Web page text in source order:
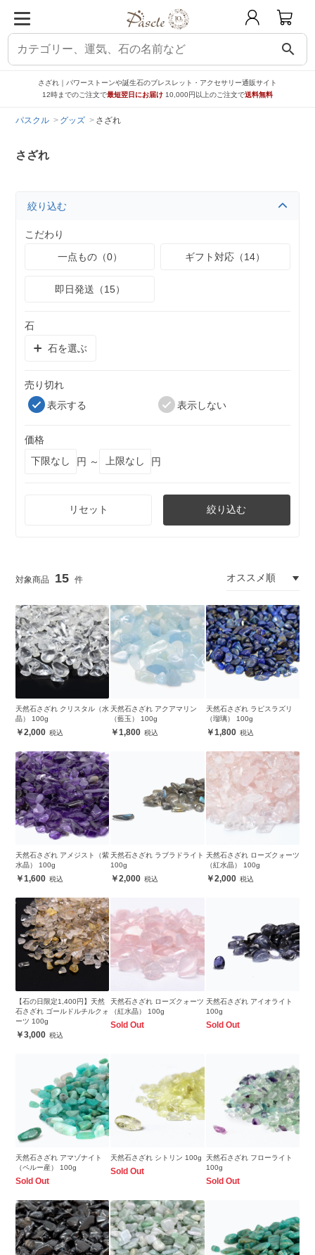
search
さざれ｜パワーストーンや誕生石のブレスレット・アクセサリー通販サイト
12時までのご注文で最短翌日にお届け 10,000円以上のご注文で送料無料
パスクル グッズ さざれ
さざれ
絞り込む
こだわり
一点もの（0）
ギフト対応（14）
即日発送（15）
石
石を選ぶ
売り切れ
表示する
表示しない
価格
円 ～
円
リセット 絞り込む
15
天然石さざれ クリスタル（水
晶） 100g
2,000
天然石さざれ アクアマリン
（藍玉） 100g
1,800
天然石さざれ ラピスラズリ
（瑠璃） 100g
1,800
天然石さざれ アメジスト（紫
水晶） 100g
1,600
天然石さざれ ラブラドライト
100g
2,000
天然石さざれ ローズクォーツ
（紅水晶） 100g
2,000
【石の日限定1,400円】天然
石さざれ ゴールドルチルクォ
ーツ 100g
3,000
天然石さざれ ローズクォーツ
（紅水晶） 100g
Sold Out
天然石さざれ アイオライト
100g
Sold Out
天然石さざれ アマゾナイト
（ペルー産） 100g
Sold Out
天然石さざれ シトリン 100g
Sold Out
天然石さざれ フローライト
100g
Sold Out